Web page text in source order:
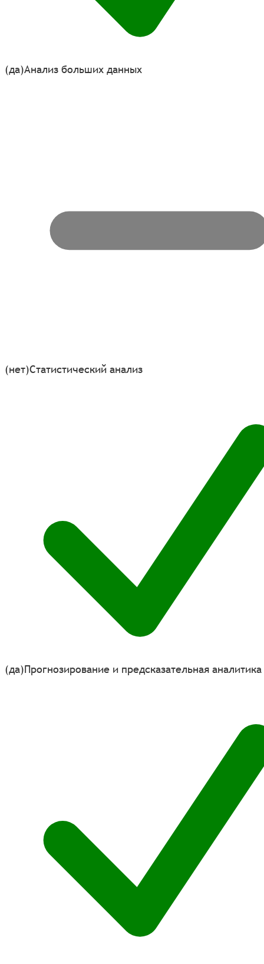
(да)Анализ больших данных
(нет)Статистический анализ
(да)Прогнозирование и предсказательная аналитика